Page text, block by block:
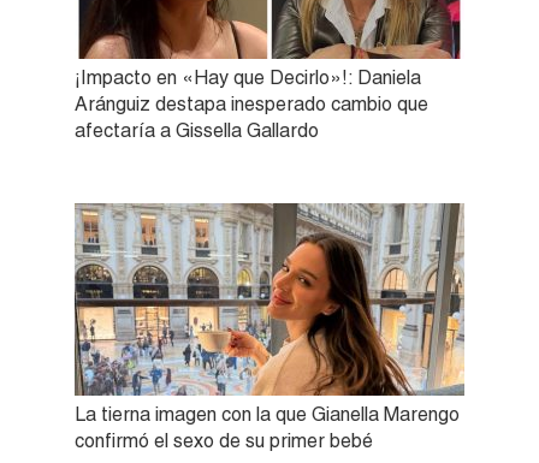
¡Impacto en «Hay que Decirlo»!: Daniela
Aránguiz destapa inesperado cambio que
afectaría a Gissella Gallardo
La tierna imagen con la que Gianella Marengo
confirmó el sexo de su primer bebé